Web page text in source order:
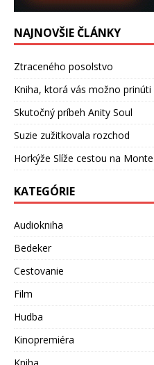
NAJNOVŠIE ČLÁNKY
Ztraceného posolstvo
Kniha, ktorá vás možno
Skutočný príbeh Anity Soul
Suzie zužitkovala rozchod
Horkýže Slíže cestou na
KATEGÓRIE
Audiokniha
Bedeker
Cestovanie
Film
Hudba
Kinopremiéra